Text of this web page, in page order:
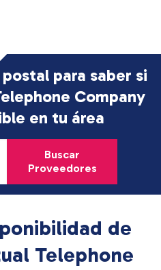
para saber si
Company
en tu área
Buscar
Proveedores
de
Telephone